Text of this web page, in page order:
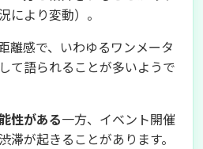
により変動）。
離感で、いわゆるワンメータ
て語られることが多いようで
性がある一方、イベント開催
滞が起きることがあります。